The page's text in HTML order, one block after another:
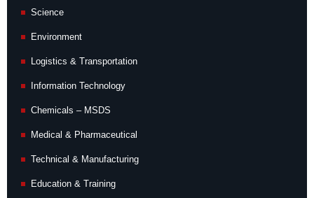
Science
Environment
Logistics & Transportation
Information Technology
Chemicals – MSDS
Medical & Pharmaceutical
Technical & Manufacturing
Education & Training